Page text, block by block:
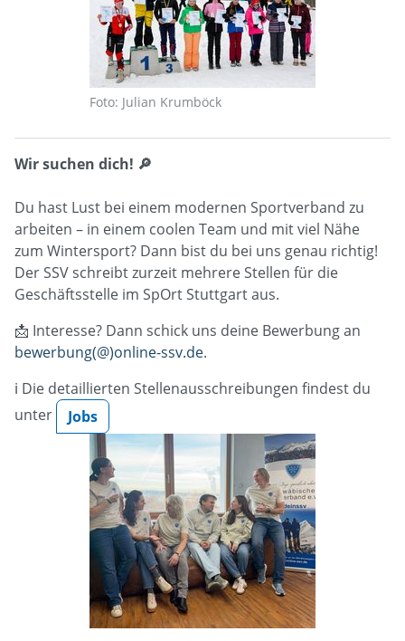
Foto: Julian Krumböck
Wir suchen dich! 🔎
Du hast Lust bei einem modernen Sportverband zu
arbeiten – in einem coolen Team und mit viel Nähe
zum Wintersport? Dann bist du bei uns genau richtig!
Der SSV schreibt zurzeit mehrere Stellen für die
Geschäftsstelle im SpOrt Stuttgart aus.
📩 Interesse? Dann schick uns deine Bewerbung an
bewerbung(@)online-ssv.de.
ℹ️ Die detaillierten Stellenausschreibungen findest du
unter
Jobs